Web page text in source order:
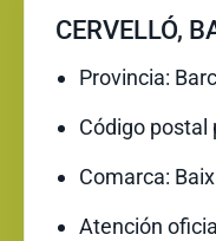
CERVELLÓ,
Provincia:
Código postal
Comarca:
Atención